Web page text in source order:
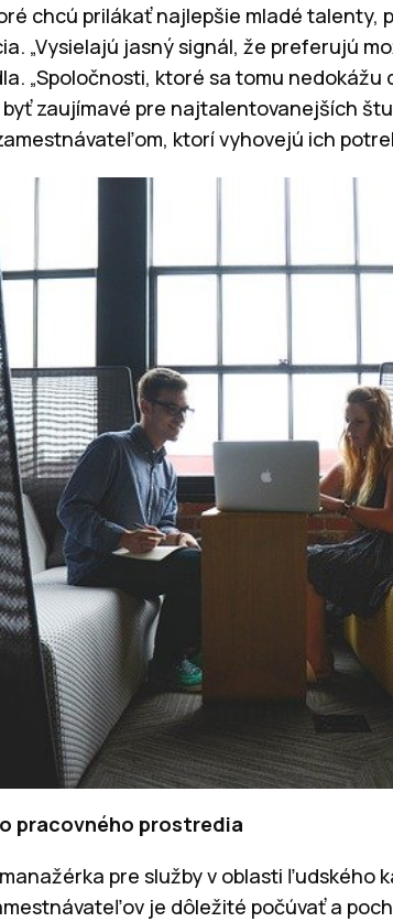
chcú prilákať najlepšie mladé talenty,
„Vysielajú jasný signál, že preferujú
„Spoločnosti, ktoré sa tomu
zaujímavé pre najtalentovanejších
ktorí vyhovejú ich
pracovného prostredia
pre služby v oblasti ľudského
je dôležité počúvať a